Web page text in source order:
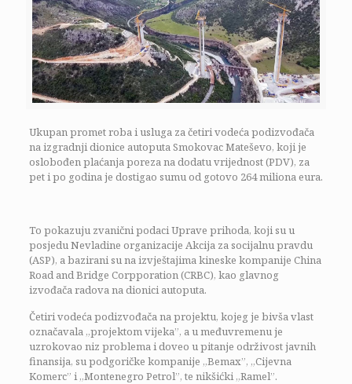
Ukupan promet roba i usluga za četiri vodeća podizvođača
na izgradnji dionice autoputa Smokovac Mateševo, koji je
oslobođen plaćanja poreza na dodatu vrijednost (PDV), za
pet i po godina je dostigao sumu od gotovo 264 miliona eura.
To pokazuju zvanični podaci Uprave prihoda, koji su u
posjedu Nevladine organizacije Akcija za socijalnu pravdu
(ASP), a bazirani su na izvještajima kineske kompanije China
Road and Bridge Corpporation (CRBC), kao glavnog
izvođača radova na dionici autoputa.
Četiri vodeća podizvođača na projektu, kojeg je bivša vlast
označavala „projektom vijeka”, a u međuvremenu je
uzrokovao niz problema i doveo u pitanje održivost javnih
finansija, su podgoričke kompanije „Bemax”, „Cijevna
Komerc” i „Montenegro Petrol”, te nikšićki „Ramel”.